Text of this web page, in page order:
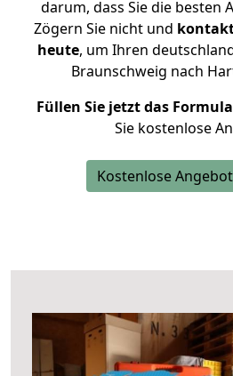
darum, dass Sie die besten
Zögern Sie nicht und
heute, um Ihren
Braunschweig nach
Füllen Sie jetzt das
Sie kostenlose
Kostenlose